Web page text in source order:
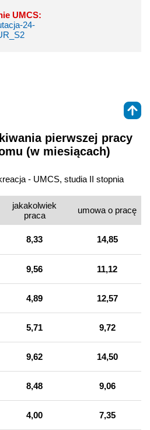
UMCS:
24-
pierwszej pracy
(w miesiącach)
- UMCS, studia II stopnia
jakakolwiek
praca
umowa o pracę
8,33 14,85
9,56 11,12
4,89 12,57
5,71 9,72
9,62 14,50
8,48 9,06
4,00 7,35